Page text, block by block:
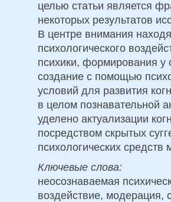
целью статьи является
некоторых результатов
В центре внимания
психологического
психики, формирования у
создание с помощью
условий для развития
в целом познавательной
уделено актуализации
посредством скрытых
психологических средств
Ключевые слова:
неосознаваемая
воздействие, модерация,